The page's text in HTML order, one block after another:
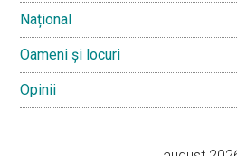
Național
Oameni și locuri
Opinii